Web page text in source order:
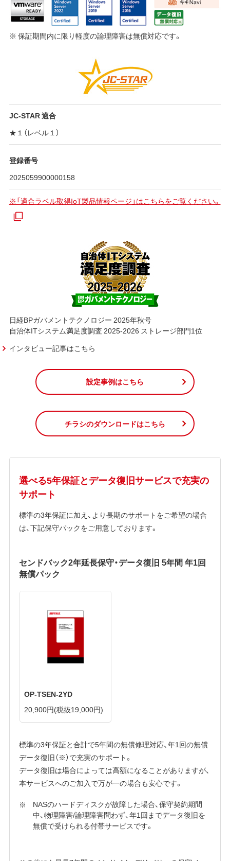
※ 保証期間内に限り軽度の論理障害は無償対応です。
JC-STAR 適合
★１（レベル１）
登録番号
2025059900000158
※「適合ラベル取得IoT製品情報ページ」はこちらをご覧ください。
日経BPガバメントテクノロジー 2025年秋号
自治体ITシステム満足度調査 2025-2026 ストレージ部門1位
インタビュー記事はこちら
設定事例はこちら
チラシのダウンロードはこちら
選べる5年保証とデータ復旧サービスで充実の
サポート
標準の3年保証に加え、より長期のサポートをご希望の場合
は、下記保守パックをご用意しております。
センドバック2年延長保守・データ復旧 5年間 年1回
無償パック
OP-TSEN-2YD
20,900円(税抜19,000円)
標準の3年保証と合計で5年間の無償修理対応、年1回の無償
データ復旧（※）で充実のサポート。
データ復旧は場合によっては高額になることがありますが、
本サービスへのご加入で万が一の場合も安心です。
NASのハードディスクが故障した場合、保守契約期間
中、物理障害/論理障害問わず、年1回までデータ復旧を
無償で受けられる付帯サービスです。